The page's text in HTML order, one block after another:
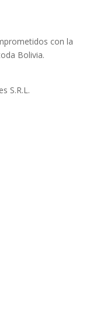
con la
Bolivia.
S.R.L.